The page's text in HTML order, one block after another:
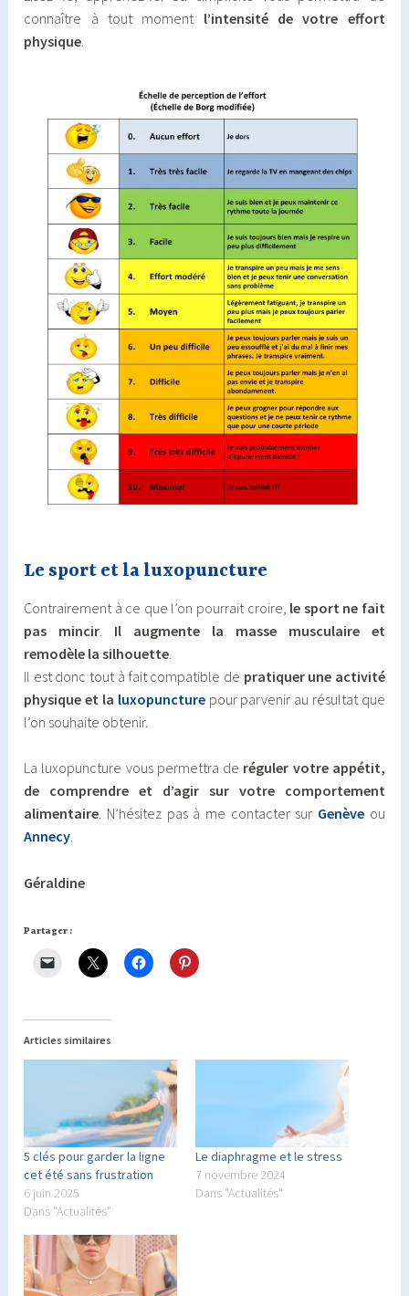
connaître à tout moment l’intensité de votre effort
physique.
Le sport et la luxopuncture
Contrairement à ce que l’on pourrait croire, le sport ne fait
pas mincir
Il augmente la masse musculaire et
remodèle la silhouette
Il est donc tout à fait compatible de pratiquer une activité
physique et la luxopuncturepour parvenir au résultat que
l’on souhaite obtenir.
La luxopuncture vous permettra de réguler votre appétit,
de comprendre et d’agir sur votre comportement
alimentaire. N’hésitez pas à me contacter sur Genève ou
Annecy.
Géraldine
Partager :
Articles similaires
5 clés pour garder la ligne
cet été sans frustration
6 juin 2025
Dans "Actualités"
Le diaphragme et le stress
7 novembre 2024
Dans "Actualités"